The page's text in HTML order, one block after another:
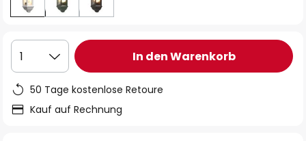
1 In den Warenkorb
50 Tage kostenlose Retoure
Kauf auf Rechnung